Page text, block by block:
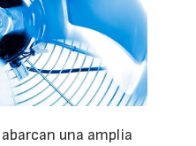
una amplia